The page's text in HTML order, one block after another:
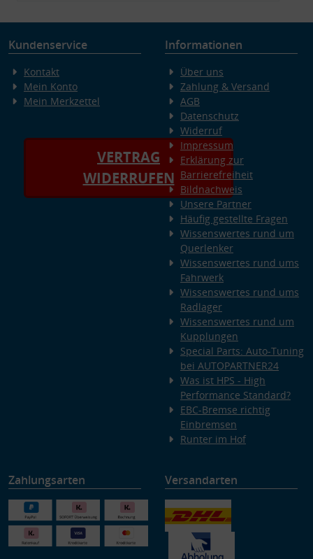
Kundenservice
Kontakt
Mein Konto
Mein Merkzettel
VERTRAG
WIDERRUFEN
Informationen
Über uns
Zahlung & Versand
AGB
Datenschutz
Widerruf
Impressum
Erklärung zur
Barrierefreiheit
Bildnachweis
Unsere Partner
Häufig gestellte Fragen
Wissenswertes rund um
Querlenker
Wissenswertes rund ums
Fahrwerk
Wissenswertes rund ums
Radlager
Wissenswertes rund um
Kupplungen
Special Parts: Auto-Tuning
bei AUTOPARTNER24
Was ist HPS - High
Performance Standard?
EBC-Bremse richtig
Einbremsen
Runter im Hof
Zahlungsarten Versandarten